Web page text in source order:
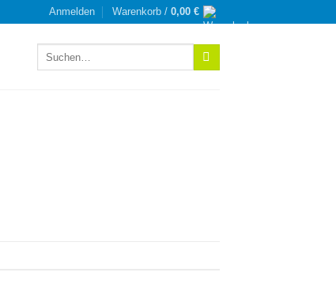
Anmelden Warenkorb / 0,00 €